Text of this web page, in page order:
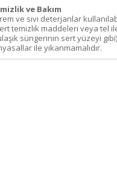
ve Bakım
ve sıvı deterjanlar
temizlik maddeleri veya tel
süngerinin sert yüzeyi
ile yıkanmamalıdır.